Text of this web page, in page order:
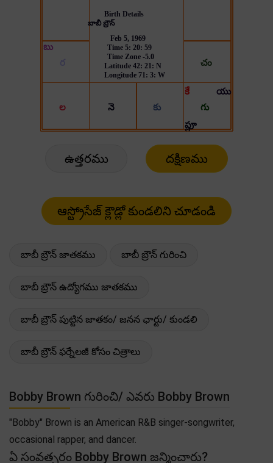
ఉత్తరము దక్షిణము
బాబీ బ్రౌన్ జాతకము బాబీ బ్రౌన్ గురించి
బాబీ బ్రౌన్ ఉద్యోగము జాతకము
బాబీ బ్రౌన్ పుట్టిన జాతకం/ జనన ఛార్టు/ కుండలి
బాబీ బ్రౌన్ ఫర్నేలజీ కోసం చిత్రాలు
Bobby Brown గురించి/ ఎవరు Bobby Brown
"Bobby" Brown is an American R&B singer-songwriter,
occasional rapper, and dancer.
ఏ సంవత్సరం Bobby Brown జన్మించారు?